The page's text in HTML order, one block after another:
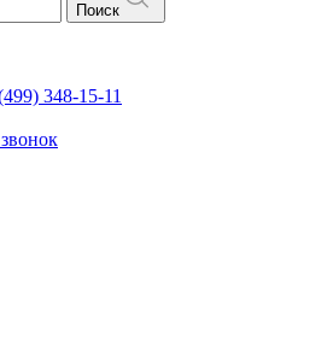
Поиск
348-15-11